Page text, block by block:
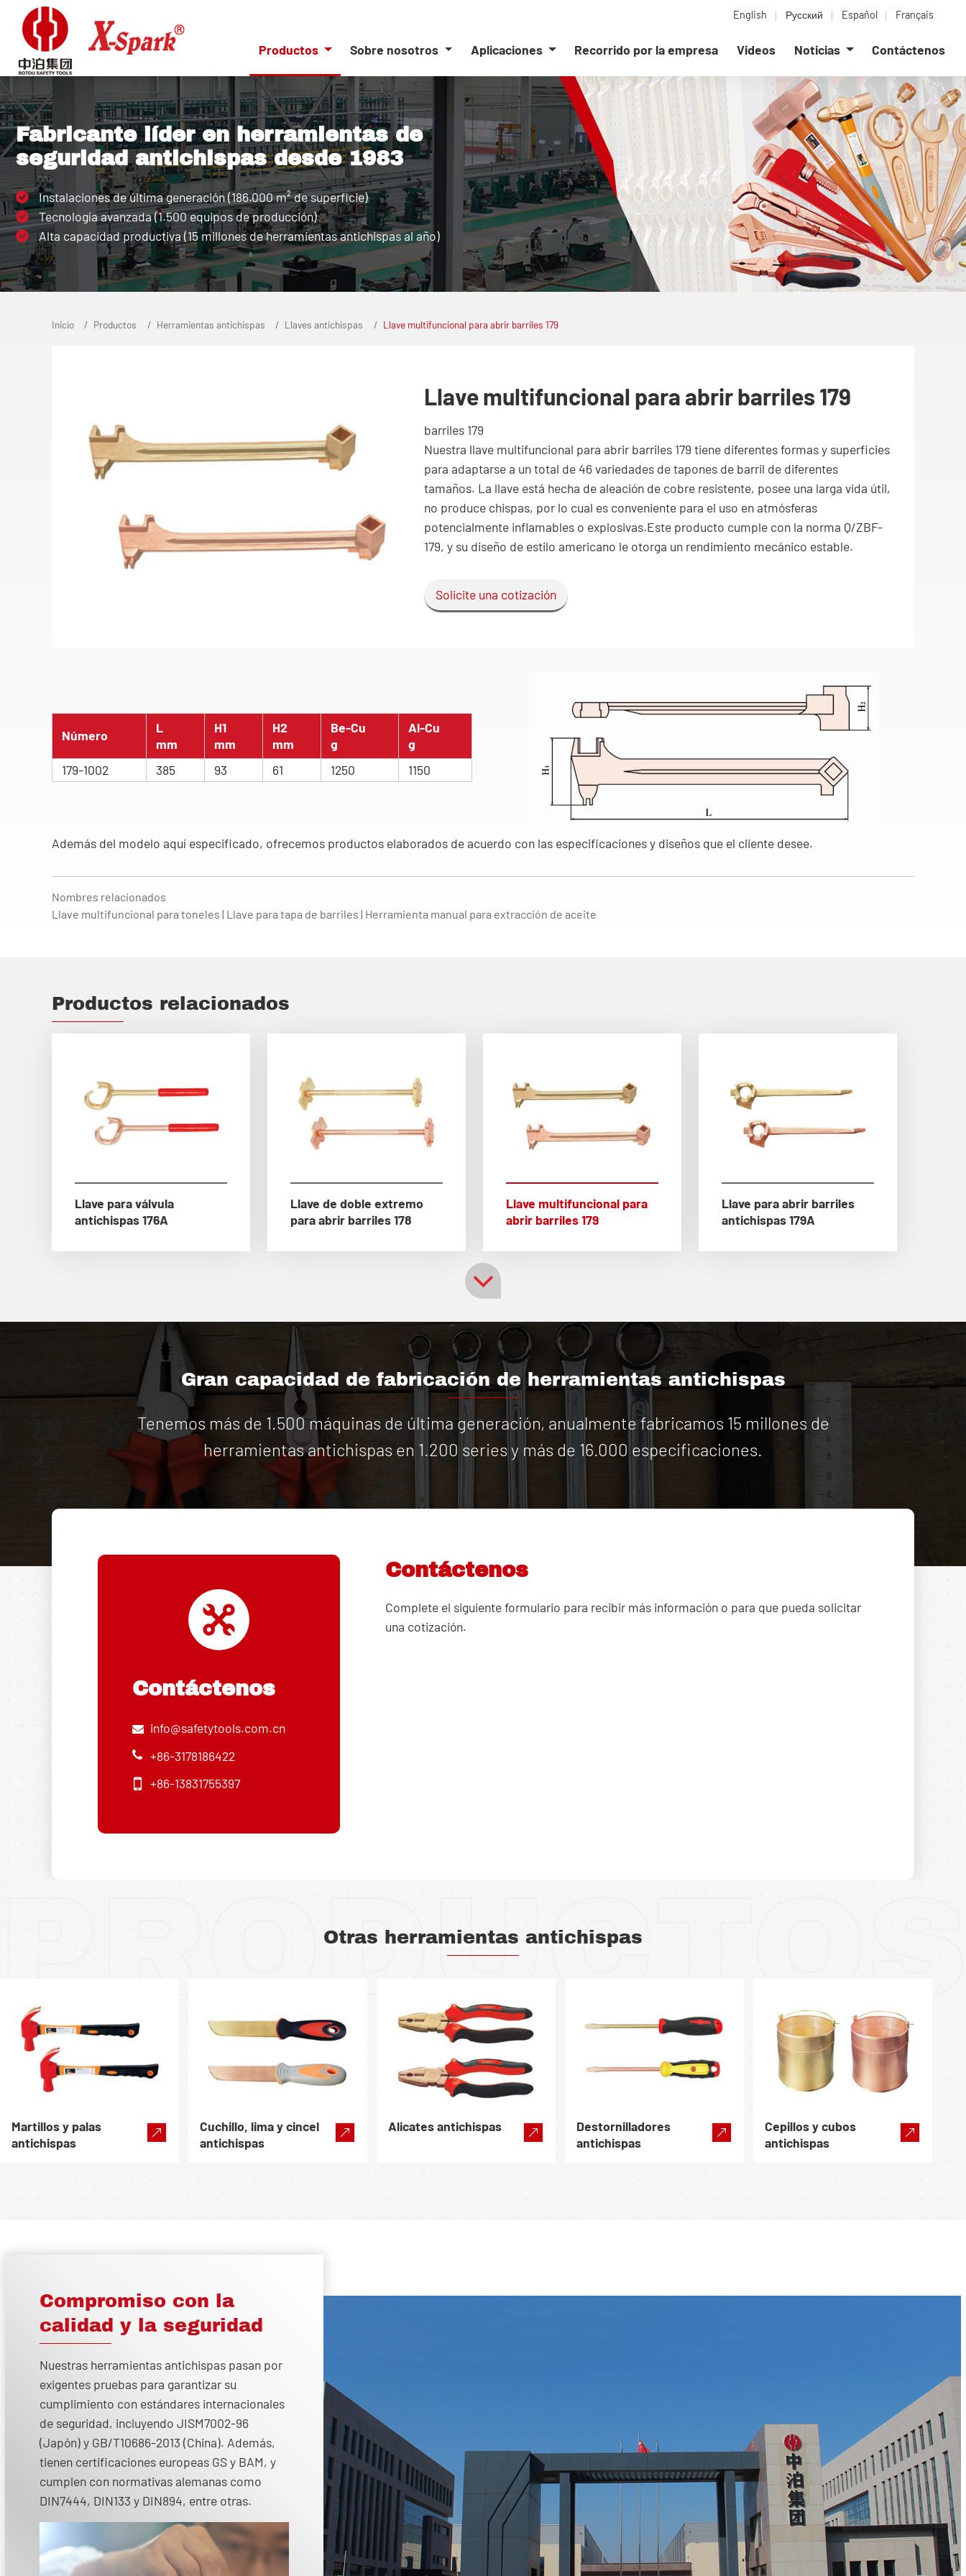
English Русский Español Français
Productos Sobre nosotros Aplicaciones Recorrido por la empresa Videos Noticias Contáctenos
Fabricante líder en herramientas de
seguridad antichispas desde 1983
Instalaciones de última generación (186.000 m² de superficie)
Tecnología avanzada (1.500 equipos de producción)
Alta capacidad productiva (15 millones de herramientas antichispas al año)
Inicio Productos Herramientas antichispas Llaves antichispas Llave multifuncional para abrir barriles 179
Llave multifuncional para abrir barriles 179
barriles 179
Nuestra llave multifuncional para abrir barriles 179 tiene diferentes formas y superficies
para adaptarse a un total de 46 variedades de tapones de barril de diferentes
tamaños. La llave está hecha de aleación de cobre resistente, posee una larga vida útil,
no produce chispas, por lo cual es conveniente para el uso en atmósferas
potencialmente inflamables o explosivas.Este producto cumple con la norma Q/ZBF-
179, y su diseño de estilo americano le otorga un rendimiento mecánico estable.
Solicite una cotización
Número
L
mm
H1
mm
H2
mm
Be-Cu
g
Al-Cu
g
179-1002
385 93 61 1250 1150
Además del modelo aquí especificado, ofrecemos productos elaborados de acuerdo con las especificaciones y diseños que el cliente desee.
Nombres relacionados
Llave multifuncional para toneles | Llave para tapa de barriles | Herramienta manual para extracción de aceite
Productos relacionados
Llave para válvula
antichispas 176A
Llave de doble extremo
para abrir barriles 178
Llave multifuncional para
abrir barriles 179
Llave para abrir barriles
antichispas 179A
Gran capacidad de fabricación de herramientas antichispas
Tenemos más de 1.500 máquinas de última generación, anualmente fabricamos 15 millones de
herramientas antichispas en 1.200 series y más de 16.000 especificaciones.
Contáctenos
info@safetytools.com.cn
+86-3178186422
+86-13831755397
Contáctenos
Complete el siguiente formulario para recibir más información o para que pueda solicitar
una cotización.
Otras herramientas antichispas
Martillos y palas
antichispas
Cuchillo, lima y cincel
antichispas
Alicates antichispas
Destornilladores
antichispas
Cepillos y cubos
antichispas
Compromiso con la
calidad y la seguridad
Nuestras herramientas antichispas pasan por
exigentes pruebas para garantizar su
cumplimiento con estándares internacionales
de seguridad, incluyendo JISM7002-96
(Japón) y GB/T10686-2013 (China). Además,
tienen certificaciones europeas GS y BAM, y
cumplen con normativas alemanas como
DIN7444, DIN133 y DIN894, entre otras.